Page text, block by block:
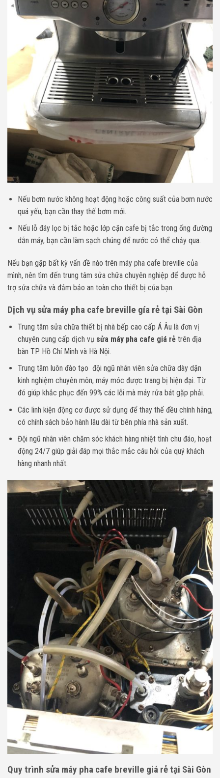
Nếu bơm nước không hoạt động hoặc công suất của bơm nước
quá yếu, bạn cần thay thế bơm mới.
Nếu lỗ đáy lọc bị tắc hoặc lớp cặn cafe bị tắc trong ống đường
dẫn máy, bạn cần làm sạch chúng để nước có thể chảy qua.
Nếu bạn gặp bất kỳ vấn đề nào trên máy pha cafe breville của
mình, nên tìm đến trung tâm sửa chữa chuyên nghiệp để được hỗ
trợ sửa chữa và đảm bảo an toàn cho thiết bị của bạn.
Dịch vụ sửa máy pha cafe breville gía rẻ tại Sài Gòn
Trung tâm sửa chữa thiết bị nhà bếp cao cấp Á Âu là đơn vị
chuyên cung cấp dịch vụ sửa máy pha cafe giá rẻtrên địa
bàn TP. Hồ Chí Minh và Hà Nội.
Trung tâm luôn đào tạo đội ngũ nhân viên sửa chữa dày dặn
kinh nghiệm chuyên môn, máy móc được trang bị hiện đại. Từ
đó giúp khắc phục đến 99% các lỗi mà máy rửa bát gặp phải.
Các linh kiện động cơ được sử dụng để thay thế đều chính hãng,
có chính sách bảo hành lâu dài từ bên phía nhà sản xuất.
Đội ngũ nhân viên chăm sóc khách hàng nhiệt tình chu đáo, hoạt
động 24/7 giúp giải đáp mọi thắc mắc câu hỏi của quý khách
hàng nhanh nhất.
Quy trình sửa máy pha cafe breville giá rẻ tại Sài Gòn